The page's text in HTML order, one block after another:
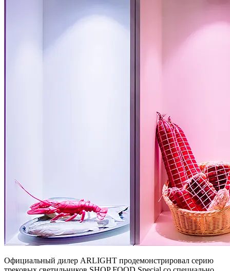
Официальный дилер ARLIGHT продемонстрировал серию